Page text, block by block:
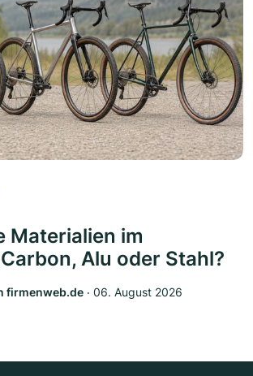
Materialien im
Alu oder Stahl?
firmenweb.de ‧ 06. August 2026